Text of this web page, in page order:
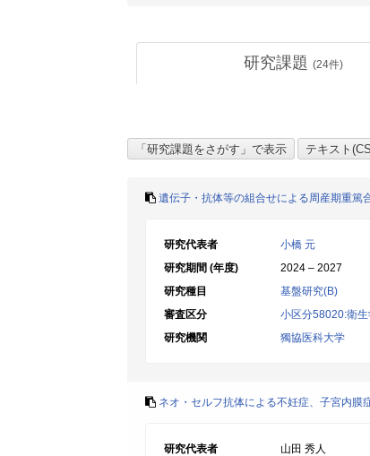
研究課題 (24件)
遺伝子・抗体等の組合せによる周産期重篤
研究代表者
小橋 元
研究期間 (年度)
2024 – 2027
研究種目
基盤研究(B)
審査区分
小区分58020:衛
研究機関
獨協医科大学
ネオ・セルフ抗体による不妊症、子宮内膜
研究代表者
山田 秀人